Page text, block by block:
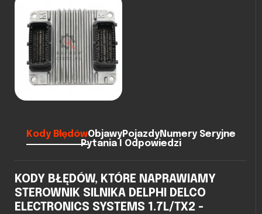
Kody BłędówObjawyPojazdyNumery Seryjne
Pytania I Odpowiedzi
KODY BŁĘDÓW, KTÓRE NAPRAWIAMY
STEROWNIK SILNIKA DELPHI DELCO
ELECTRONICS SYSTEMS 1.7L/TX2 -